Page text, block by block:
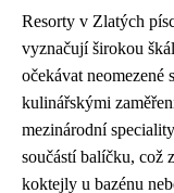
Resorty v Zlatých
vyznačují širokou
očekávat neomezené
kulinářskými
mezinárodní
součástí balíčku, což
koktejly u bazénu